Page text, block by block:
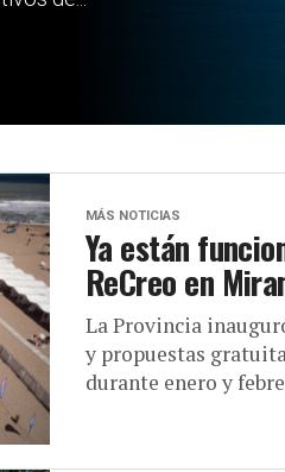
MÁS NOTICIAS
Ya están
ReCreo en
La Provincia
y propuestas
durante enero y